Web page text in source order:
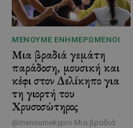
ΜΈΝΟΥΜΕ ΕΝΗΜΕΡΩΜΈΝΟΙ
Μια βραδιά γεμάτη
παράδοση, μουσική και
κέφι στον Δελίκηπο για
τη γιορτή του
Χρυσοσώτηρος
@menoumekypro Μια βραδιά